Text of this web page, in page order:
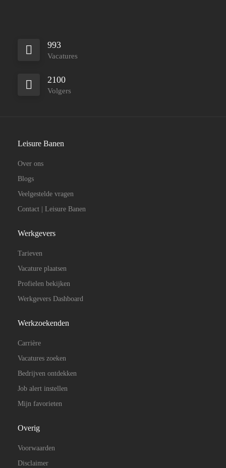
993
Vacatures
2100
Volgers
Leisure Banen
Over ons
Blogs
Veelgestelde vragen
Contact | Leisure Banen
Werkgevers
Tarieven
Vacature plaatsen
Profielen bekijken
Werkgevers Dashboard
Werkzoekenden
Carrière
Vacatures zoeken
Bedrijven ontdekken
Job alert instellen
Mijn favorieten
Overig
Voorwaarden
Disclaimer